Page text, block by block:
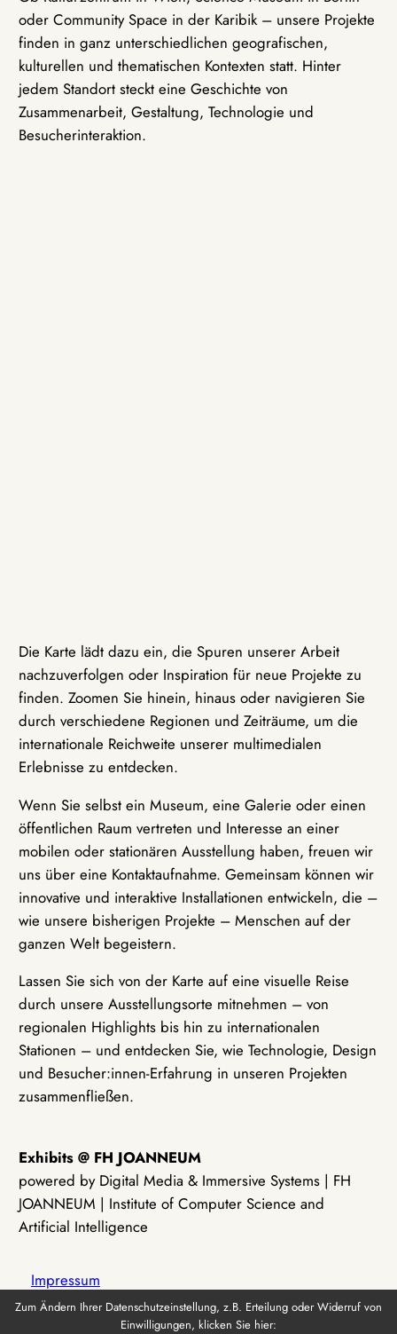
oder Community Space in der Karibik – unsere Projekte
finden in ganz unterschiedlichen geografischen,
kulturellen und thematischen Kontexten statt. Hinter
jedem Standort steckt eine Geschichte von
Zusammenarbeit, Gestaltung, Technologie und
Besucherinteraktion.
Die Karte lädt dazu ein, die Spuren unserer Arbeit
nachzuverfolgen oder Inspiration für neue Projekte zu
finden. Zoomen Sie hinein, hinaus oder navigieren Sie
durch verschiedene Regionen und Zeiträume, um die
internationale Reichweite unserer multimedialen
Erlebnisse zu entdecken.
Wenn Sie selbst ein Museum, eine Galerie oder einen
öffentlichen Raum vertreten und Interesse an einer
mobilen oder stationären Ausstellung haben, freuen wir
uns über eine Kontaktaufnahme. Gemeinsam können wir
innovative und interaktive Installationen entwickeln, die –
wie unsere bisherigen Projekte – Menschen auf der
ganzen Welt begeistern.
Lassen Sie sich von der Karte auf eine visuelle Reise
durch unsere Ausstellungsorte mitnehmen – von
regionalen Highlights bis hin zu internationalen
Stationen – und entdecken Sie, wie Technologie, Design
und Besucher:innen-Erfahrung in unseren Projekten
zusammenfließen.
Exhibits @ FH JOANNEUM
powered by Digital Media & Immersive Systems | FH
JOANNEUM | Institute of Computer Science and
Artificial Intelligence
Impressum
Zum Ändern Ihrer Datenschutzeinstellung, z.B. Erteilung oder Widerruf von
Einwilligungen, klicken Sie hier: